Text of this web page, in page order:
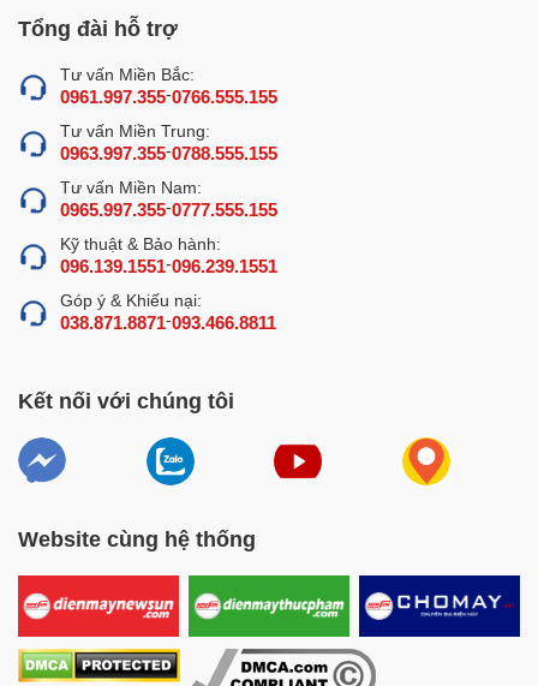
Đặc điểm, tính năng nổi bật của máy
thái thịt DQ-8
Máy thái thịt tươi sống DQ-8 được nghiên cứu thiết kế
với nhiều ưu điểm nổi bật, nhằm mang đến giá trị sử
dụng cao nhất cho người dùng.
Tổng đài hỗ trợ
Tư vấn Miền Bắc:
0961.997.355-0766.555.155
Tư vấn Miền Trung:
0963.997.355-0788.555.155
Tư vấn Miền Nam:
0965.997.355-0777.555.155
Kỹ thuật & Bảo hành:
096.139.1551-096.239.1551
Góp ý & Khiếu nại:
038.871.8871-093.466.8811
Kết nối với chúng tôi
Website cùng hệ thống